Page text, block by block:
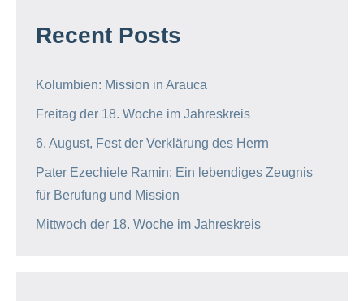
Recent Posts
Kolumbien: Mission in Arauca
Freitag der 18. Woche im Jahreskreis
6. August, Fest der Verklärung des Herrn
Pater Ezechiele Ramin: Ein lebendiges Zeugnis
für Berufung und Mission
Mittwoch der 18. Woche im Jahreskreis